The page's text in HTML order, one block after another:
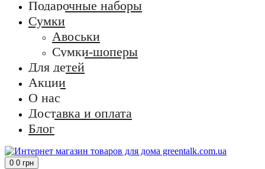
Подарочные наборы
Сумки
Авоськи
Сумки-шоперы
Для детей
Акции
О нас
Доставка и оплата
Блог
0 0 грн